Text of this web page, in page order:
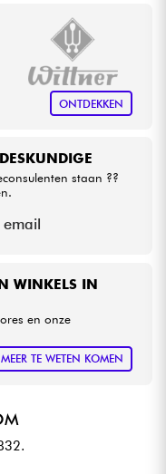
PARIS
MusicTOULOUSE
ONTDEKKEN
WINKELS IN
en onze
MEER TE WETEN KOMEN
staan ??
email